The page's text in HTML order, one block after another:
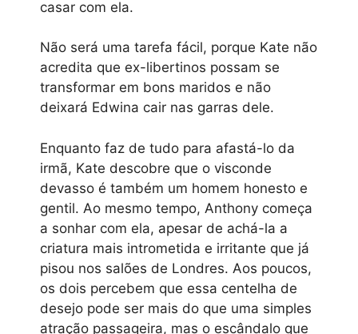
casar com ela.
Não será uma tarefa fácil, porque Kate não
acredita que ex-libertinos possam se
transformar em bons maridos e não
deixará Edwina cair nas garras dele.
Enquanto faz de tudo para afastá-lo da
irmã, Kate descobre que o visconde
devasso é também um homem honesto e
gentil. Ao mesmo tempo, Anthony começa
a sonhar com ela, apesar de achá-la a
criatura mais intrometida e irritante que já
pisou nos salões de Londres. Aos poucos,
os dois percebem que essa centelha de
desejo pode ser mais do que uma simples
atração passageira, mas o escândalo que